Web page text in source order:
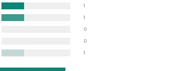
1
1
0
0
1